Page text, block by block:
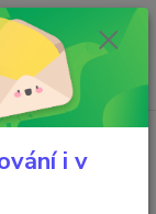
nad 2000,- Kč je
Menu
za
i v